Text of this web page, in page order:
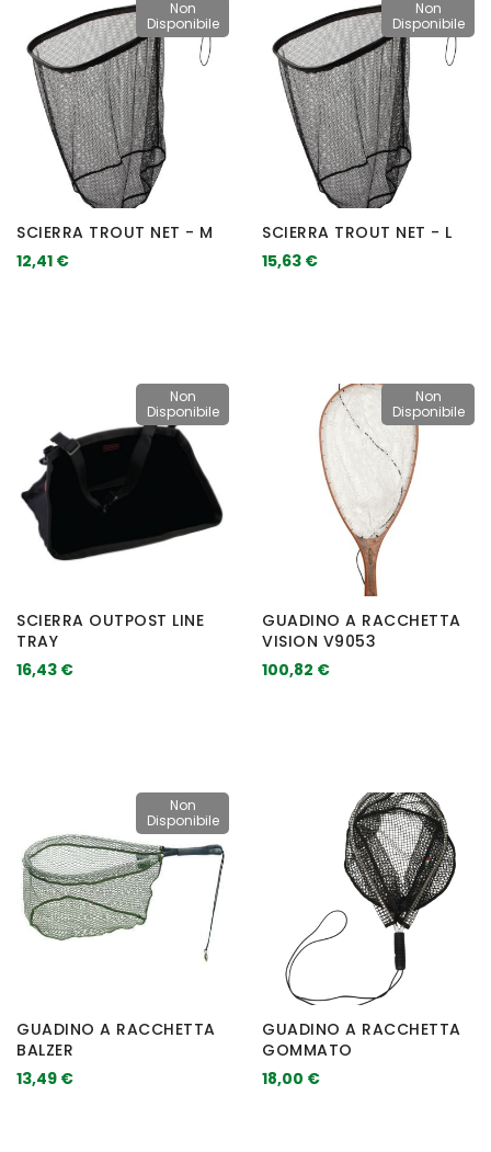
Non
Disponibile
SCIERRA TROUT NET - M
12,41 €
Non
Disponibile
SCIERRA TROUT NET - L
15,63 €
Non
Disponibile
SCIERRA OUTPOST LINE
TRAY
16,43 €
Non
Disponibile
GUADINO A RACCHETTA
VISION V9053
100,82 €
Non
Disponibile
GUADINO A RACCHETTA
BALZER
13,49 €
GUADINO A RACCHETTA
GOMMATO
18,00 €